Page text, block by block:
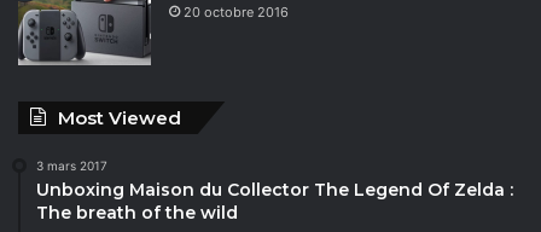
20 octobre 2016
Most Viewed
3 mars 2017
Unboxing Maison du Collector The Legend Of Zelda :
The breath of the wild